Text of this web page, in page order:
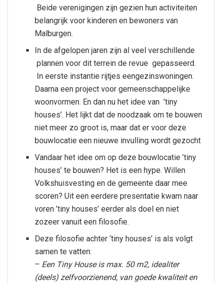
Beide verenigingen zijn gezien hun activiteiten
belangrijk voor kinderen en bewoners van
Malburgen.
In de afgelopen jaren zijn al veel verschillende
plannen voor dit terrein de revue gepasseerd.
In eerste instantie rijtjes eengezinswoningen.
Daarna een project voor gemeenschappelijke
woonvormen. En dan nu het idee van ’tiny
houses’. Het lijkt dat de noodzaak om te bouwen
niet meer zo groot is, maar dat er voor deze
bouwlocatie een nieuwe invulling wordt gezocht
Vandaar het idee om op deze bouwlocatie ’tiny
houses’ te bouwen? Het is een hype. Willen
Volkshuisvesting en de gemeente daar mee
scoren? Uit een eerdere presentatie kwam naar
voren ’tiny houses’ eerder als doel en niet
zozeer vanuit een filosofie.
Deze filosofie achter ‘tiny houses’ is als volgt
samen te vatten:
– Een Tiny House is max. 50 m2, idealiter
(deels) zelfvoorzienend, van goede kwaliteit en